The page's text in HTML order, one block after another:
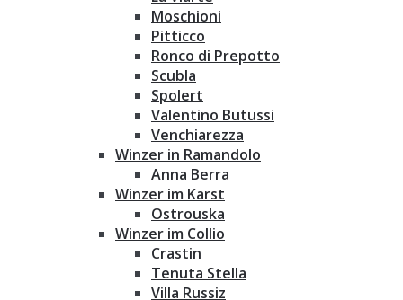
Moschioni
Pitticco
Ronco di Prepotto
Scubla
Spolert
Valentino Butussi
Venchiarezza
Winzer in Ramandolo
Anna Berra
Winzer im Karst
Ostrouska
Winzer im Collio
Crastin
Tenuta Stella
Villa Russiz